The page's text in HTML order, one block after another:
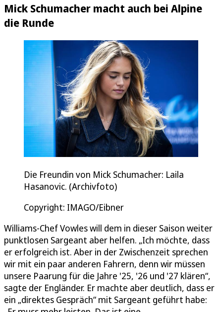
Mick Schumacher macht auch bei Alpine
die Runde
Die Freundin von Mick Schumacher: Laila
Hasanovic. (Archivfoto)
Copyright: IMAGO/Eibner
Williams-Chef Vowles will dem in dieser Saison weiter
punktlosen Sargeant aber helfen. „Ich möchte, dass
er erfolgreich ist. Aber in der Zwischenzeit sprechen
wir mit ein paar anderen Fahrern, denn wir müssen
unsere Paarung für die Jahre '25, '26 und '27 klären“,
sagte der Engländer. Er machte aber deutlich, dass er
ein „direktes Gespräch“ mit Sargeant geführt habe: